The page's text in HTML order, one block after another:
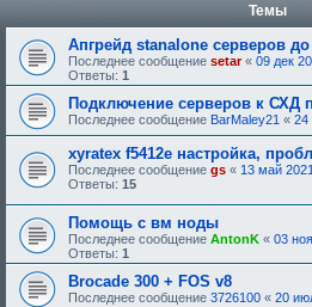
Темы
Апгрейд stanalone серверов до
Последнее сообщение setar« 09 дек
Ответы: 1
Подключение серверов к СХД
Последнее сообщение BarMaley21 « 24
xyratex f5412e настройка,
Последнее сообщение gs « 13 май
Ответы: 15
Помощь с вм ноды
Последнее сообщение AntonK « 03
Ответы: 1
Brocade 300 + FOS v8
Последнее сообщение 3726100 « 20